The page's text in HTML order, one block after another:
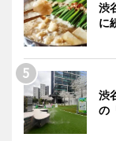
渋
に
渋
の